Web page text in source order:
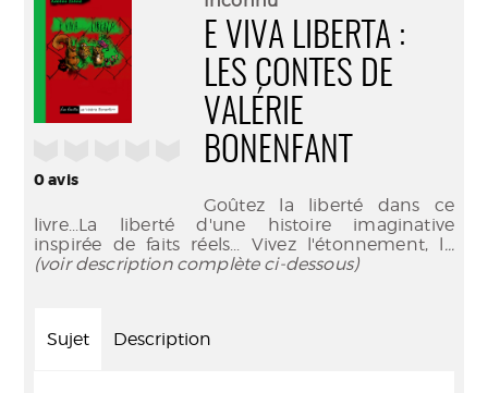
0avis
E VIVA LIBERTA :
LES CONTES DE
VALÉRIE
BONENFANT
Goûtez la liberté dans ce
livre...La liberté d'une histoire imaginative
inspirée de faits réels... Vivez l'étonnement, l...
(voir description complète ci-dessous)
Sujet Description